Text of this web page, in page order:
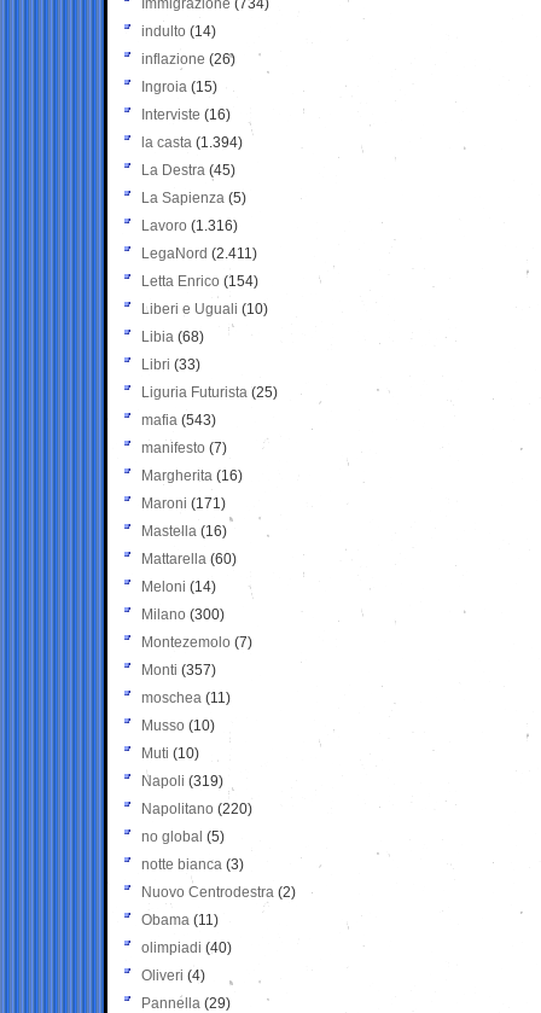
Immigrazione (734)
indulto (14)
inflazione (26)
Ingroia (15)
Interviste (16)
la casta (1.394)
La Destra (45)
La Sapienza (5)
Lavoro (1.316)
LegaNord (2.411)
Letta Enrico (154)
Liberi e Uguali (10)
Libia (68)
Libri (33)
Liguria Futurista (25)
mafia (543)
manifesto (7)
Margherita (16)
Maroni (171)
Mastella (16)
Mattarella (60)
Meloni (14)
Milano (300)
Montezemolo (7)
Monti (357)
moschea (11)
Musso (10)
Muti (10)
Napoli (319)
Napolitano (220)
no global (5)
notte bianca (3)
Nuovo Centrodestra (2)
Obama (11)
olimpiadi (40)
Oliveri (4)
Pannella (29)